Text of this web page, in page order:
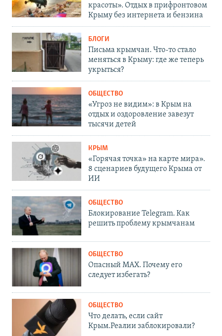
красоты». Отдых в прифронтовом
Крыму без интернета и бензина
БЛОГИ
Письма крымчан. Что-то стало
меняться в Крыму: где же теперь
укрыться?
ОБЩЕСТВО
«Угроз не видим»: в Крым на
отдых и оздоровление завезут
тысячи детей
КРЫМ
«Горячая точка» на карте мира».
8 сценариев будущего Крыма от
ИИ
ОБЩЕСТВО
Блокирование Telegram. Как
решить проблему крымчанам
ОБЩЕСТВО
Опасный MAX. Почему его
следует избегать?
ОБЩЕСТВО
Что делать, если сайт
Крым.Реалии заблокировали?